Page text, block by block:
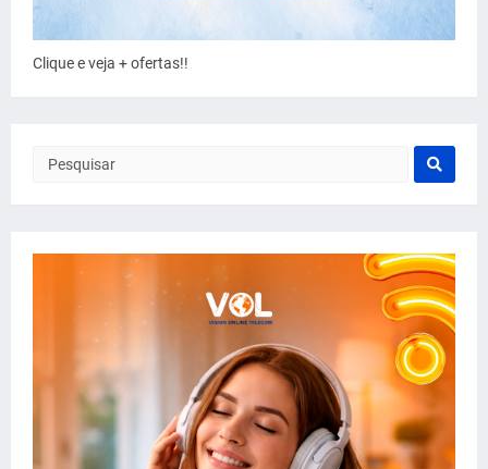
Clique e veja + ofertas!!